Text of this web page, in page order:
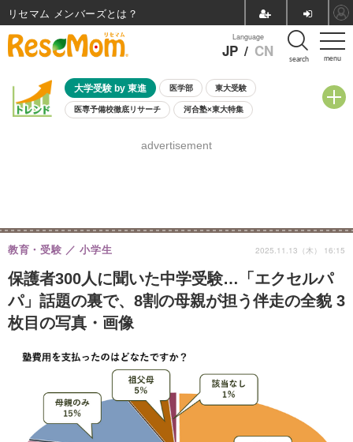
menu
Language
JP / CN search
大学受験 by 東進 医学部 東大受験
医専予備校徹底リサーチ 河合塾×東大特集
8月開催学校説明会・相談会
advertisement
保護者300人に聞いた中学受験…「エクセルパ
パ」話題の裏で、8割の母親が担う伴走の全貌 3
枚目の写真・画像
教育・受験 小学生 2025.11.13（木） 16:15
リセマム メンバーズ